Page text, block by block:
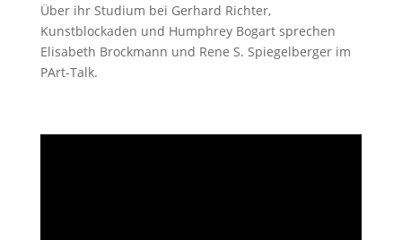
Über ihr Studium bei Gerhard Richter,
Kunstblockaden und Humphrey Bogart sprechen
Elisabeth Brockmann und Rene S. Spiegelberger im
PArt-Talk.